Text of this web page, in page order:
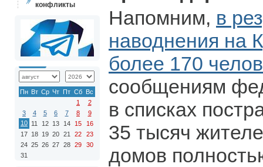
конфликты
Пн Вт Ср Чт Пт Сб Вс
1
2
3
4 5 6 7 8
9
10 11 12 13 14 15
16
17 18 19 20 21 22
23
24 25 26 27 28 29
30
31
Напомним, в
наводнения на
более 170
сообщениям
в списках
35 тысяч
домов